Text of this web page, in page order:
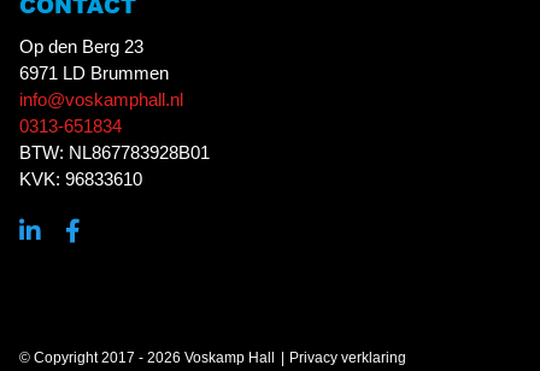
Op den Berg 23
6971 LD Brummen
info@voskamphall.nl
0313-651834
BTW: NL867783928B01
KVK: 96833610
© Copyright 2017 - 2026 Voskamp Hall Privacy verklaring